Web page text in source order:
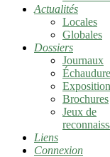
Actualités
Locales
Globales
Dossiers
Journaux
Échaudure
Brochures
Jeux de
Liens
Connexion